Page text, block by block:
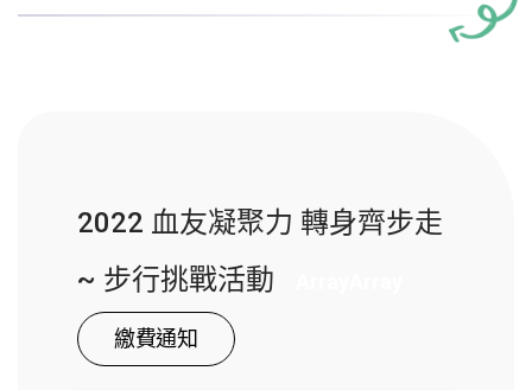
2022 血友凝聚力 轉身齊步走
~ 步行挑戰活動
繳費通知